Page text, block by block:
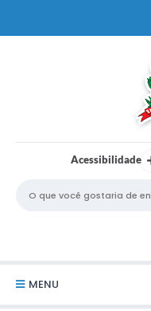
Acessibilidade
MENU